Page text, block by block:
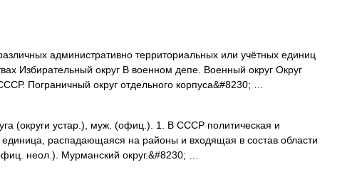
административно территориальных или учётных единиц
Избирательный округ В военном депе. Военный округ Округ
Пограничный округ отдельного корпуса&#8230; …
(округи устар.), муж. (офиц.). 1. В СССР политическая и
единица, распадающаяся на районы и входящая в состав области
неол.). Мурманский округ.&#8230; …